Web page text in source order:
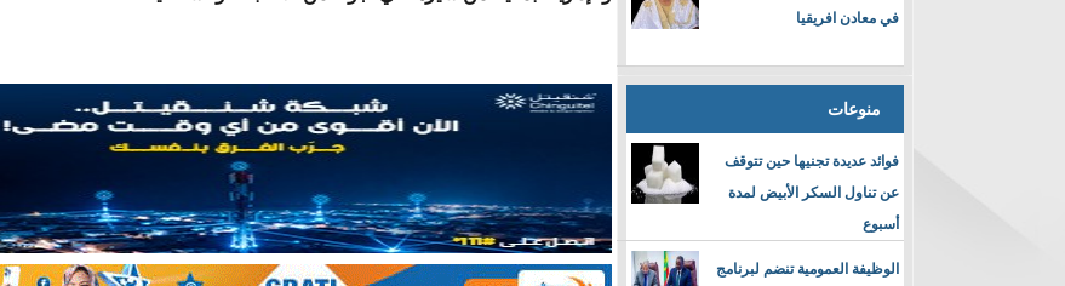
في معادن افريقيا
منوعات
فوائد عديدة تجنيها حين تتوقف
عن تناول السكر الأبيض لمدة
أسبوع
الوظيفة العمومية تنضم لبرنامج